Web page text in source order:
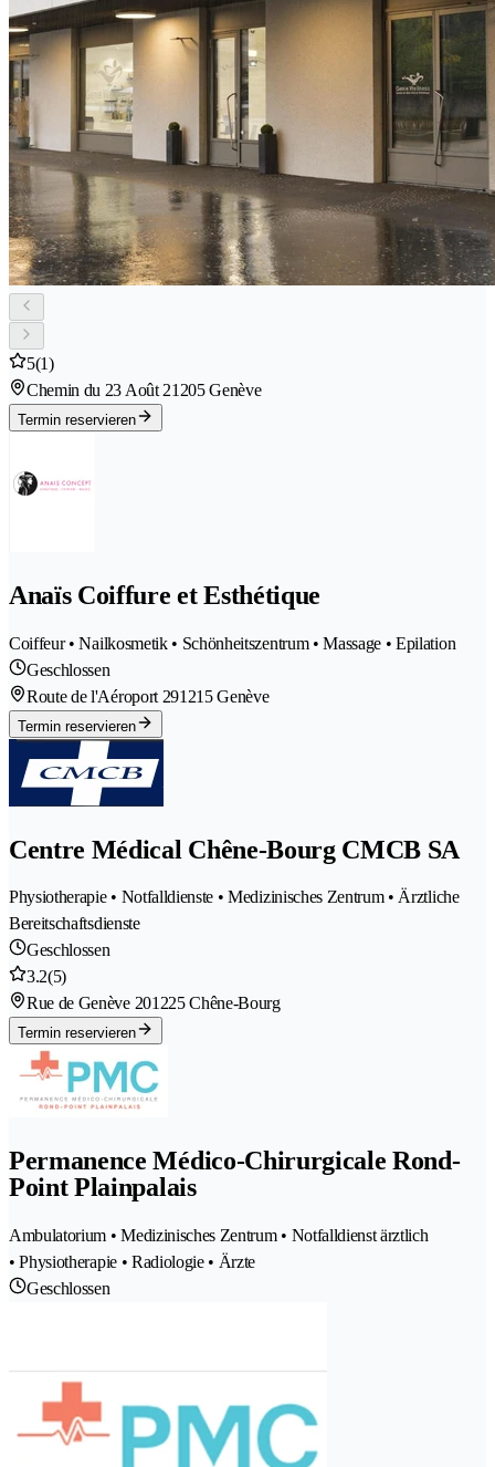
5(1)
Chemin du 23 Août 21205 Genève
Termin reservieren
Anaïs Coiffure et Esthétique
Coiffeur • Nailkosmetik • Schönheitszentrum • Massage • Epilation
Geschlossen
Route de l'Aéroport 291215 Genève
Termin reservieren
Centre Médical Chêne-Bourg CMCB SA
Physiotherapie • Notfalldienste • Medizinisches Zentrum • Ärztliche
Bereitschaftsdienste
Geschlossen
3.2(5)
Rue de Genève 201225 Chêne-Bourg
Termin reservieren
Permanence Médico-Chirurgicale Rond-
Point Plainpalais
Ambulatorium • Medizinisches Zentrum • Notfalldienst ärztlich
• Physiotherapie • Radiologie • Ärzte
Geschlossen